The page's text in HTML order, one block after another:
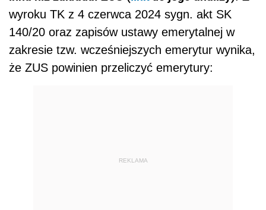
wyroku TK z 4 czerwca 2024 sygn. akt SK
140/20 oraz zapisów ustawy emerytalnej w
zakresie tzw. wcześniejszych emerytur wynika,
że ZUS powinien przeliczyć emerytury:
REKLAMA